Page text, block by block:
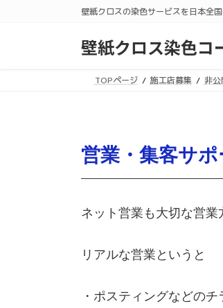
壁紙クロスの染色サービスを日本全
壁紙クロス染色コ
TOPページ 施工店募集 非
営業・集客サポ
ネット営業も大切な営業
リアルな営業というと
・ポスティングなどのチ